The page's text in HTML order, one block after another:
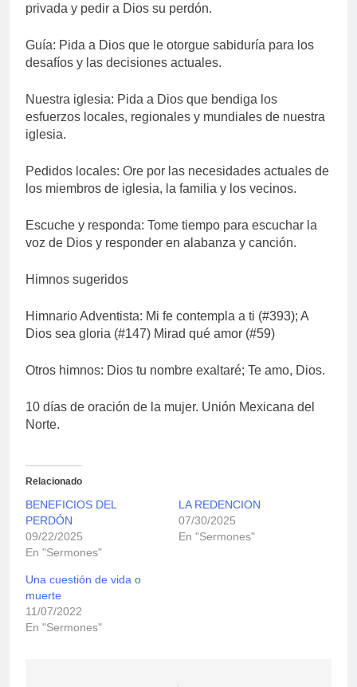
privada y pedir a Dios su perdón.
Guía: Pida a Dios que le otorgue sabiduría para los
desafíos y las decisiones actuales.
Nuestra iglesia: Pida a Dios que bendiga los
esfuerzos locales, regionales y mundiales de nuestra
iglesia.
Pedidos locales: Ore por las necesidades actuales de
los miembros de iglesia, la familia y los vecinos.
Escuche y responda: Tome tiempo para escuchar la
voz de Dios y responder en alabanza y canción.
Himnos sugeridos
Himnario Adventista: Mi fe contempla a ti (#393); A
Dios sea gloria (#147) Mirad qué amor (#59)
Otros himnos: Dios tu nombre exaltaré; Te amo, Dios.
10 días de oración de la mujer. Unión Mexicana del
Norte.
Relacionado
BENEFICIOS DEL
PERDÓN
09/22/2025
En "Sermones"
LA REDENCION
07/30/2025
En "Sermones"
Una cuestión de vida o
muerte
11/07/2022
En "Sermones"